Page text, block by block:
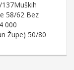
137Muških
58/62 Bez
000
Župe) 50/80